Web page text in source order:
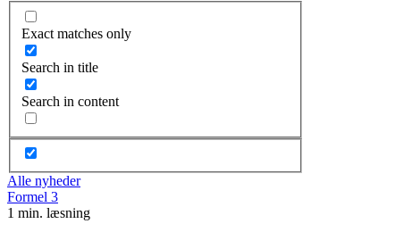
Exact matches only
Search in title
Search in content
Alle nyheder
Formel 3
1 min. læsning